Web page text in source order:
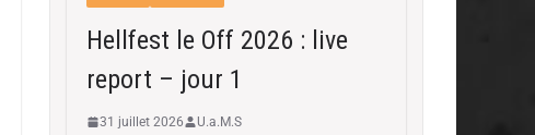
Hellfest le Off 2026 : live
report – jour 1
31 juillet 2026 U.a.M.S